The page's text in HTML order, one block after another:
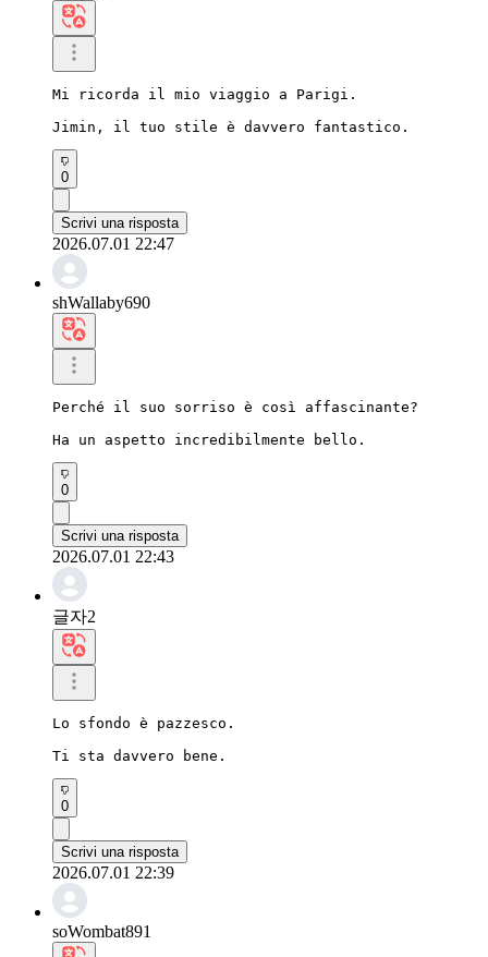
Mi ricorda il mio viaggio a Parigi.
Jimin, il tuo stile è davvero fantastico.
0
Scrivi una risposta
2026.07.01 22:47
shWallaby690
Perché il suo sorriso è così affascinante?
Ha un aspetto incredibilmente bello.
0
Scrivi una risposta
2026.07.01 22:43
글자2
Lo sfondo è pazzesco.
Ti sta davvero bene.
0
Scrivi una risposta
2026.07.01 22:39
soWombat891